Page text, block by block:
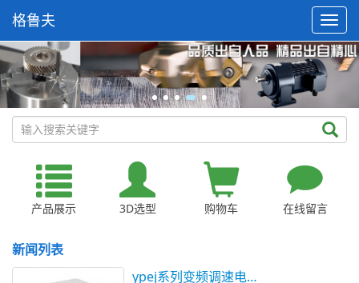
格鲁夫
产品展示 3D选型 购物车 在线留言
新闻列表
ypej系列变频调速电…